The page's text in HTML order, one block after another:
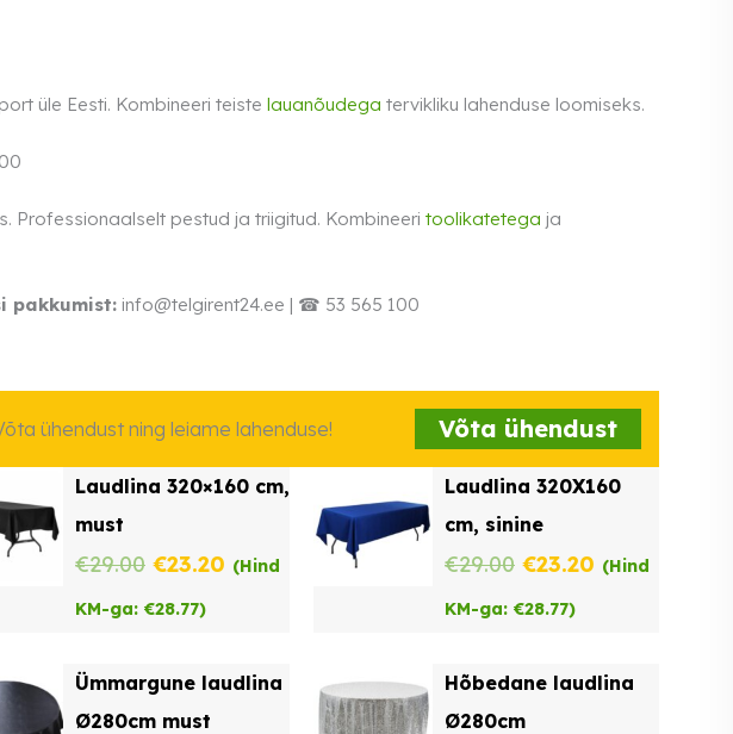
üle Eesti. Kombineeri teiste lauanõudega tervikliku lahenduse loomiseks.
Professionaalselt pestud ja triigitud. Kombineeri toolikatetega ja
pakkumist: info@telgirent24.ee | ☎ 53 565 100
ühendust ning leiame lahenduse! Võta ühendust
Laudlina 320×160 cm,
must
€29.00 Algne
hind
€29.00.
€23.20 Praegune
€23.20.
(Hind
KM-ga: €28.77)
Laudlina 320X160
cm, sinine
€29.00 Algne
hind
€29.00.
€23.20 Praegune
€23.20.
(Hind
KM-ga: €28.77)
Ümmargune laudlina
Ø280cm must
Hõbedane laudlina
Ø280cm